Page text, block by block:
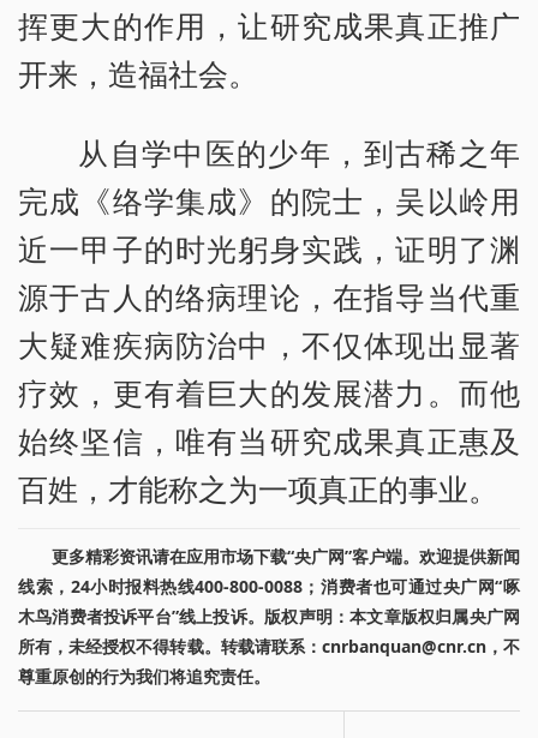
挥更大的作用，让研究成果真正推广
开来，造福社会。
从自学中医的少年，到古稀之年
完成《络学集成》的院士，吴以岭用
近一甲子的时光躬身实践，证明了渊
源于古人的络病理论，在指导当代重
大疑难疾病防治中，不仅体现出显著
疗效，更有着巨大的发展潜力。而他
始终坚信，唯有当研究成果真正惠及
百姓，才能称之为一项真正的事业。
更多精彩资讯请在应用市场下载“央广网”客户端。欢迎提供新闻
线索，24小时报料热线400-800-0088；消费者也可通过央广网“啄
木鸟消费者投诉平台”线上投诉。版权声明：本文章版权归属央广网
所有，未经授权不得转载。转载请联系：cnrbanquan@cnr.cn，不
尊重原创的行为我们将追究责任。